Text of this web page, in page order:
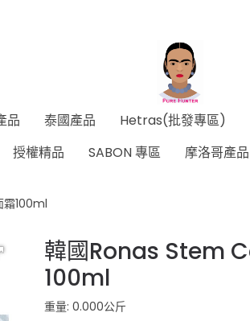
品 泰國產品 Hetras(批發專區)
授權精品
SABON 專區 摩洛哥產品
100ml
韓國Ronas Stem
100ml
重量: 0.000公斤